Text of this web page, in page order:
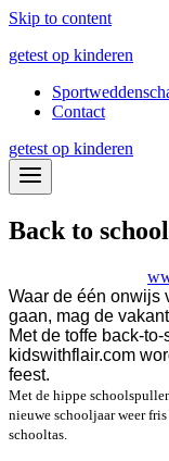
Skip to content
getest op kinderen
Contact
getest op kinderen
Back to
Waar de één onwijs
gaan, mag de
Met de toffe back-
kidswithflair.com
feest.
Met de hippe
nieuwe schooljaar weer
schooltas.